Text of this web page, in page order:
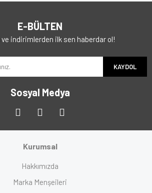
E-BÜLTEN
indirimlerden ilk sen haberdar ol!
KAYDOL
Sosyal Medya
Kurumsal
Hakkımızda
Marka Menşeileri